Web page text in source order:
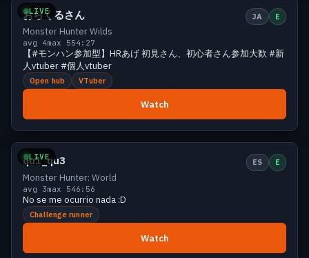
LIVE
おらくるさん JA E
Monster Hunter Wilds
avg 4max 554:27
【#モンハン参加型】HRあげ 初見さん、初心者さん参加大歓 #新
人vtuber #個人vtuber
Open hub VTuber
Watch
LIVE
Small 4 viewers
qu1_qu3 ES E
Monster Hunter: World
avg 3max 546:56
No se me ocurrio nada :D
Challenge runner
Watch